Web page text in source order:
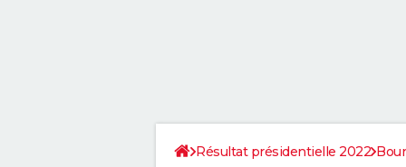
Résultat présidentielle 2022